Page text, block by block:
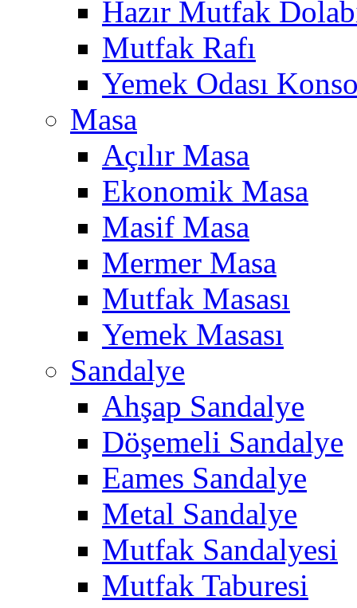
Hazır Mutfak
Mutfak Rafı
Yemek Odası
Masa
Açılır Masa
Ekonomik Masa
Masif Masa
Mermer Masa
Mutfak Masası
Yemek Masası
Sandalye
Ahşap Sandalye
Döşemeli Sandalye
Eames Sandalye
Metal Sandalye
Mutfak Sandalyesi
Mutfak Taburesi